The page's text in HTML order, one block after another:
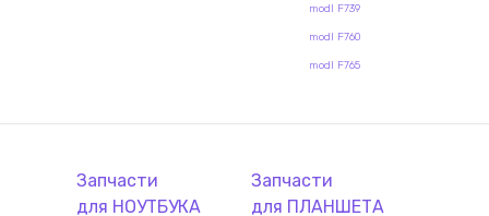
modl F739
modl F760
modl F765
Запчасти
для НОУТБУКА
Запчасти
для ПЛАНШЕТА